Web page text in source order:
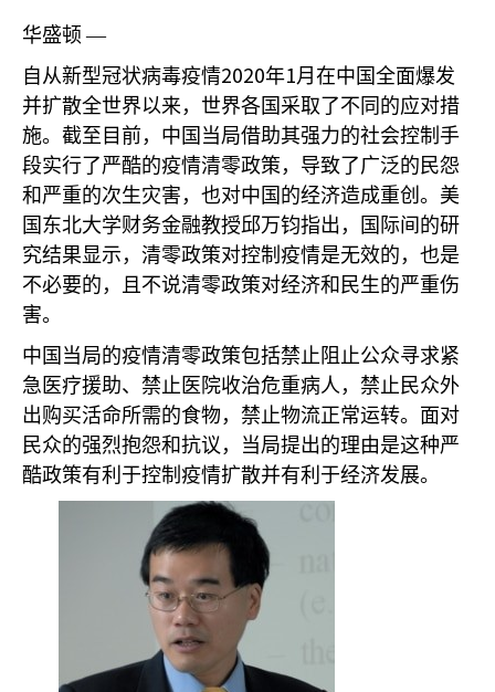
华盛顿 —
自从新型冠状病毒疫情2020年1月在中国全面爆发
并扩散全世界以来，世界各国采取了不同的应对措
施。截至目前，中国当局借助其强力的社会控制手
段实行了严酷的疫情清零政策，导致了广泛的民怨
和严重的次生灾害，也对中国的经济造成重创。美
国东北大学财务金融教授邱万钧指出，国际间的研
究结果显示，清零政策对控制疫情是无效的，也是
不必要的，且不说清零政策对经济和民生的严重伤
害。
中国当局的疫情清零政策包括禁止阻止公众寻求紧
急医疗援助、禁止医院收治危重病人，禁止民众外
出购买活命所需的食物，禁止物流正常运转。面对
民众的强烈抱怨和抗议，当局提出的理由是这种严
酷政策有利于控制疫情扩散并有利于经济发展。